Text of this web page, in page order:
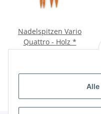
Alle
Nadelspitzen Vario
Quattro - Holz *
6,95 €*